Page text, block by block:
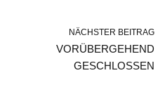
NÄCHSTER BEITRAG
VORÜBERGEHEND
GESCHLOSSEN